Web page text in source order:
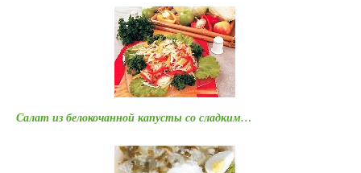
Салат из белокочанной капусты со сладким…